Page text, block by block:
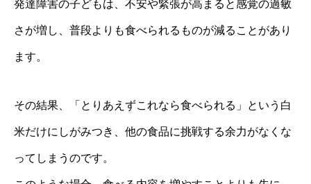
発達障害の子どもは、不安や緊張が高まると感覚の過敏
さが増し、普段よりも食べられるものが減ることがあり
ます。
その結果、「とりあえずこれなら食べられる」という白
米だけにしがみつき、他の食品に挑戦する余力がなくな
ってしまうのです。